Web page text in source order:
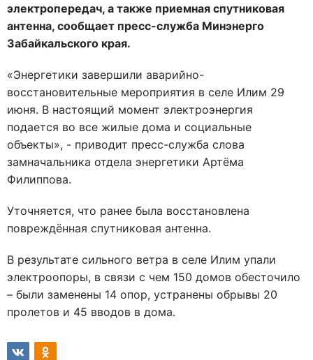
электропередач, а также приемная спутниковая
антенна, сообщает пресс-служба Минэнерго
Забайкальского края.
«Энергетики завершили аварийно-
восстановительные мероприятия в селе Илим 29
июня. В настоящий момент электроэнергия
подается во все жилые дома и социальные
объекты», - приводит пресс-служба слова
замначальника отдела энергетики Артёма
Филиппова.
Уточняется, что ранее была восстановлена
повреждённая спутниковая антенна.
В результате сильного ветра в селе Илим упали
электроопоры, в связи с чем 150 домов обесточило
– были заменены 14 опор, устранены обрывы 20
пролетов и 45 вводов в дома.